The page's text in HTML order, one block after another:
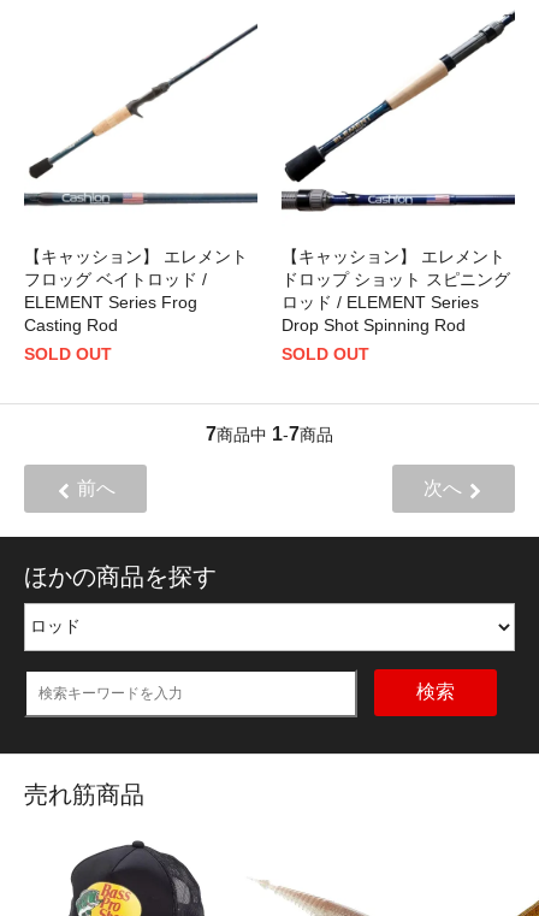
【キャッション】 エレメント
フロッグ ベイトロッド /
ELEMENT Series Frog
Casting Rod
SOLD OUT
【キャッション】 エレメント
ドロップ ショット スピニング
ロッド / ELEMENT Series
Drop Shot Spinning Rod
SOLD OUT
7商品中 1-7商品
前へ 次へ
ほかの商品を探す
検索
売れ筋商品